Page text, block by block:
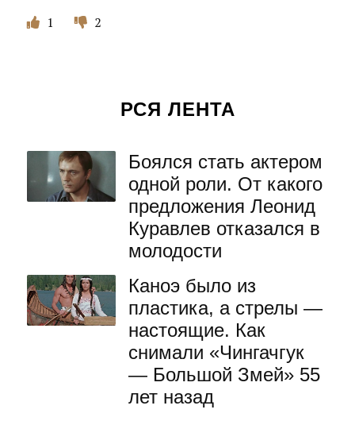
1 2
РСЯ ЛЕНТА
Боялся стать актером
одной роли. От какого
предложения Леонид
Куравлев отказался в
молодости
Каноэ было из
пластика, а стрелы —
настоящие. Как
снимали «Чингачгук
— Большой Змей» 55
лет назад